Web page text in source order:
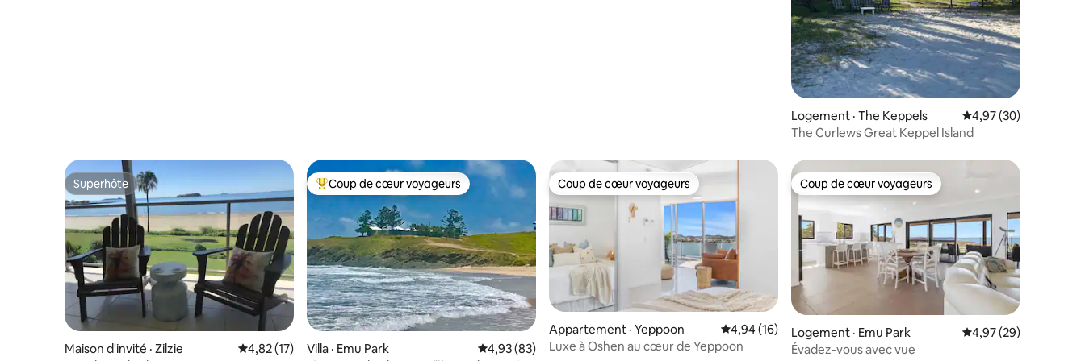
Logement · The Keppels Note moyenne de
4,97 (30)
The Curlews Great Keppel Island
Superhôte
Superhôte
Maison d'invité · Zilzie Note moyenne de 4,82 sur 5, 17 commentaires
4,82 (17)
Coup de cœur voyageurs parmi les plus aimés
Coup de cœur voyageurs
Villa · Emu Park Note moyenne de 4,93 sur 5, 83 commentaires
4,93 (83)
Coup de cœur voyageurs
Coup de cœur voyageurs
Appartement · Yeppoon Note moyenne de 4,94 sur 5, 16 commentaires
4,94 (16)
Luxe à Oshen au cœur de Yeppoon
Coup de cœur voyageurs
Coup de cœur voyageurs
Logement · Emu Park Note moyenne de
4,97 (29)
Évadez-vous avec vue